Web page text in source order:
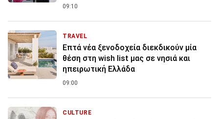
09:10
TRAVEL
Επτά νέα ξενοδοχεία διεκδικούν μία
θέση στη wish list μας σε νησιά και
ηπειρωτική Ελλάδα
09:00
CULTURE